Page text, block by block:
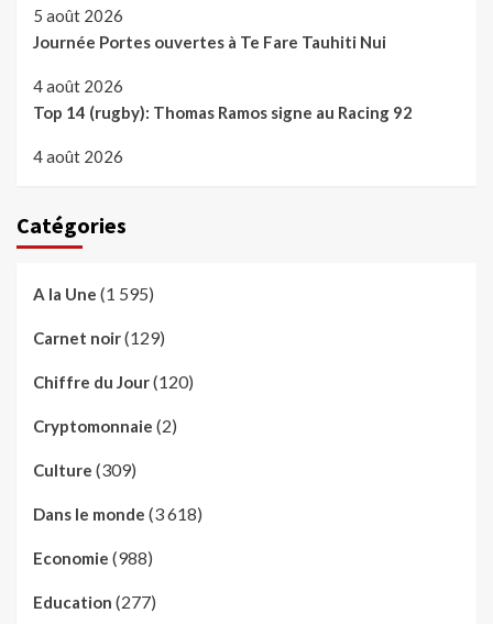
5 août 2026
Journée Portes ouvertes à Te Fare Tauhiti Nui
4 août 2026
Top 14 (rugby): Thomas Ramos signe au Racing 92
4 août 2026
Catégories
A la Une (1 595)
Carnet noir(129)
Chiffre du Jour(120)
Cryptomonnaie (2)
Culture (309)
Dans le monde (3 618)
Economie (988)
Education (277)